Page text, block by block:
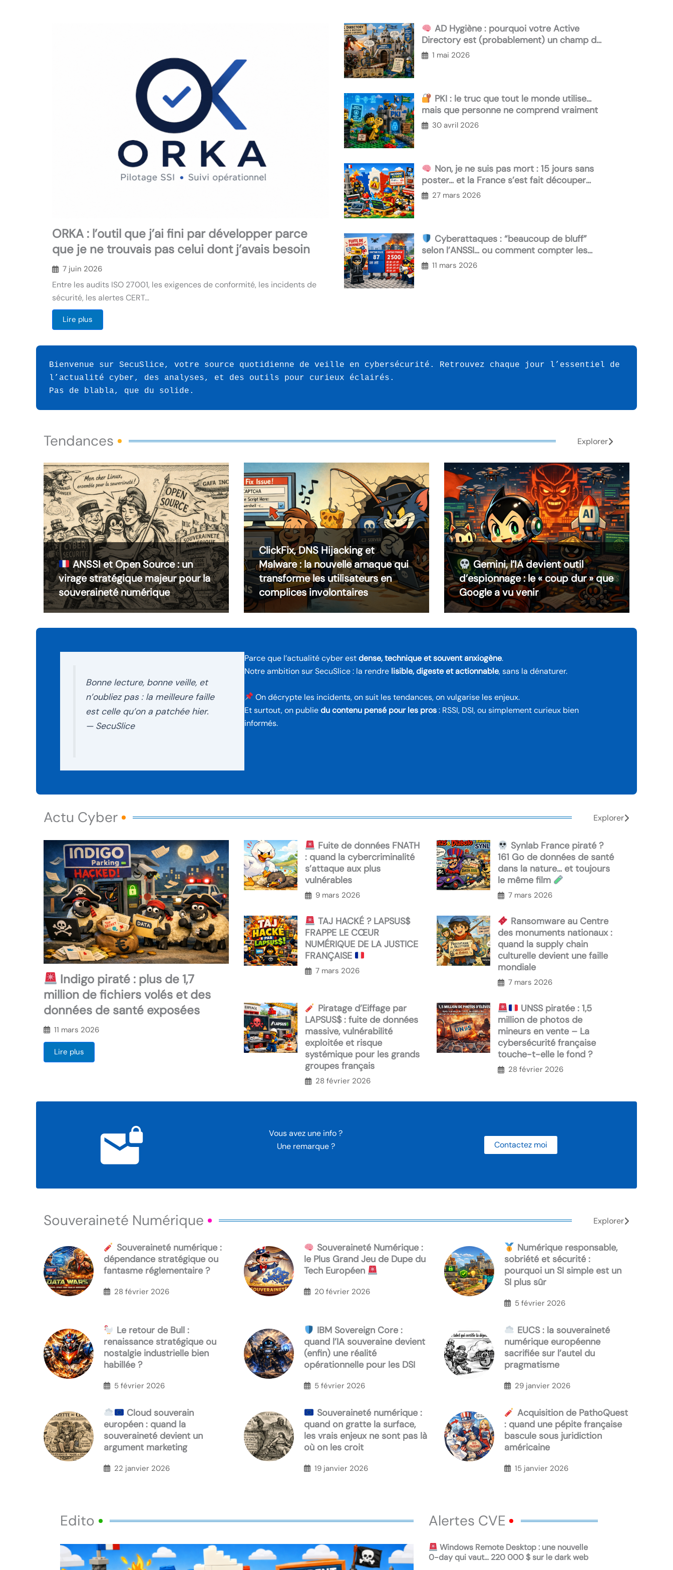
ORKA : l’outil que j’ai fini par développer parce
que je ne trouvais pas celui dont j’avais besoin
7 juin 2026
Entre les audits ISO 27001, les exigences de conformité, les incidents de
sécurité, les alertes CERT…
Lire plus
AD Hygiène : pourquoi votre Active
Directory est (probablement) un champ de
mines
1 mai 2026
PKI : le truc que tout le monde utilise…
mais que personne ne comprend vraiment
30 avril 2026
Non, je ne suis pas mort : 15 jours sans
poster… et la France s’est fait découper
niveau cyber
27 mars 2026
Cyberattaques : “beaucoup de bluff”
selon l’ANSSI… ou comment compter les
fuites comme les manifestants
11 mars 2026
Bienvenue sur SecuSlice, votre source quotidienne de veille en cybersécurité. Retrouvez chaque jour l’essentiel de
l’actualité cyber, des analyses, et des outils pour curieux éclairés.
Pas de blabla, que du solide.
Tendances Explorer
ANSSI et Open Source : un
virage stratégique majeur pour la
souveraineté numérique
ClickFix, DNS Hijacking et
Malware : la nouvelle arnaque qui
transforme les utilisateurs en
complices involontaires
Gemini, l’IA devient outil
d’espionnage : le « coup dur » que
Google a vu venir
Bonne lecture, bonne veille, et
n’oubliez pas : la meilleure faille
est celle qu’on a patchée hier.
— SecuSlice
Parce que l’actualité cyber estdense, technique et souvent anxiogène.
Notre ambition sur SecuSlice : la rendre lisible, digeste et actionnable, sans la dénaturer.
On décrypte les incidents, on suit les tendances, on vulgarise les enjeux.
Et surtout, on publiedu contenu pensé pour les pros: RSSI, DSI, ou simplement curieux bien
informés.
Actu Cyber Explorer
Indigo piraté : plus de 1,7
million de fichiers volés et des
données de santé exposées
11 mars 2026
Lire plus
Fuite de données FNATH
: quand la cybercriminalité
s’attaque aux plus
vulnérables
9 mars 2026
Synlab France piraté ?
161 Go de données de santé
dans la nature… et toujours
le même film
7 mars 2026
TAJ HACKÉ ? LAPSUS$
FRAPPE LE CŒUR
NUMÉRIQUE DE LA JUSTICE
FRANÇAISE
7 mars 2026
Ransomware au Centre
des monuments nationaux :
quand la supply chain
culturelle devient une faille
mondiale
7 mars 2026
Piratage d’Eiffage par
LAPSUS$ : fuite de données
massive, vulnérabilité
exploitée et risque
systémique pour les grands
groupes français
28 février 2026
UNSS piratée : 1,5
million de photos de
mineurs en vente – La
cybersécurité française
touche-t-elle le fond ?
28 février 2026
Vous avez une info ?
Une remarque ?
Contactez moi
Souveraineté Numérique Explorer
Souveraineté numérique :
dépendance stratégique ou
fantasme réglementaire ?
28 février 2026
Souveraineté Numérique :
le Plus Grand Jeu de Dupe du
Tech Européen
20 février 2026
Numérique responsable,
sobriété et sécurité :
pourquoi un SI simple est un
SI plus sûr
5 février 2026
Le retour de Bull :
renaissance stratégique ou
nostalgie industrielle bien
habillée ?
5 février 2026
IBM Sovereign Core :
quand l’IA souveraine devient
(enfin) une réalité
opérationnelle pour les DSI
5 février 2026
EUCS : la souveraineté
numérique européenne
sacrifiée sur l’autel du
pragmatisme
29 janvier 2026
Cloud souverain
européen : quand la
souveraineté devient un
argument marketing
22 janvier 2026
Souveraineté numérique :
quand on gratte la surface,
les vrais enjeux ne sont pas là
où on les croit
19 janvier 2026
Acquisition de PathoQuest
: quand une pépite française
bascule sous juridiction
américaine
15 janvier 2026
Edito Alertes CVE
Windows Remote Desktop : une nouvelle
0-day qui vaut… 220 000 $ sur le dark web